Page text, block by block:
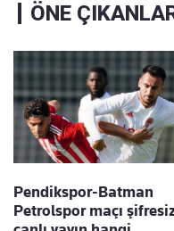
ÖNE
Pendikspor-Batman
Petrolspor maçı